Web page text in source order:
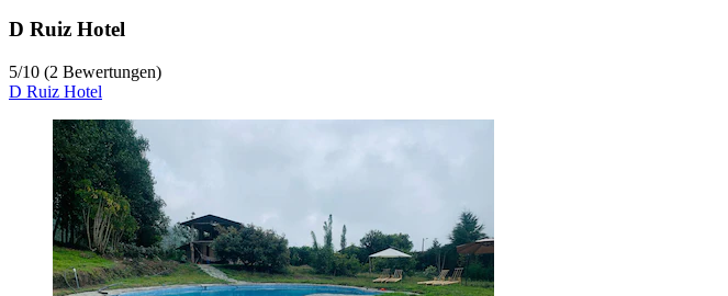
D Ruiz Hotel
5/10 (2 Bewertungen)
D Ruiz Hotel